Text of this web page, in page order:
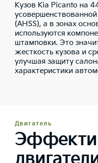
Кузов Kia Picanto на
(AHSS), а в зонах
используются
штамповки. Это
жесткость кузова и
улучшая защиту
характеристики
Двигатель